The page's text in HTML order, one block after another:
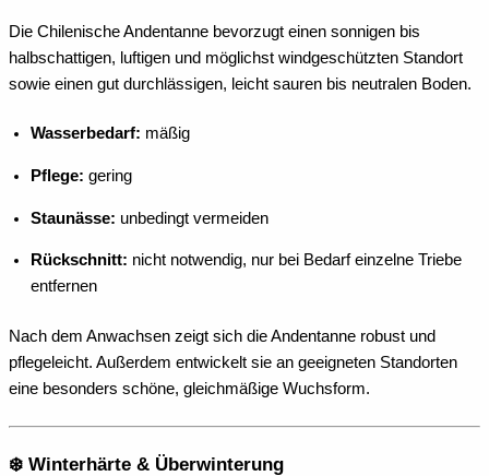
Die Chilenische Andentanne bevorzugt einen sonnigen bis
halbschattigen, luftigen und möglichst windgeschützten Standort
sowie einen gut durchlässigen, leicht sauren bis neutralen Boden.
Wasserbedarf: mäßig
Pflege: gering
Staunässe: unbedingt vermeiden
Rückschnitt: nicht notwendig, nur bei Bedarf einzelne Triebe
entfernen
Nach dem Anwachsen zeigt sich die Andentanne robust und
pflegeleicht. Außerdem entwickelt sie an geeigneten Standorten
eine besonders schöne, gleichmäßige Wuchsform.
❄️ Winterhärte & Überwinterung